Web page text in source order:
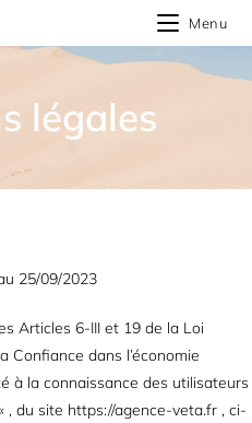
Menu
légales
25/09/2023
Articles 6-III et 19 de la Loi
Confiance dans l’économie
à la connaissance des utilisateurs
, du site https://agence-veta.fr , ci-